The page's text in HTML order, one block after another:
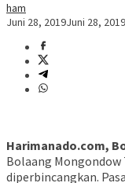
ham
Juni 28, 2019Juni 28, 2019
Harimanado.com,
Bolaang
diperbincangkan.